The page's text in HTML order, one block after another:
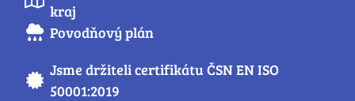
kraj
Povodňový plán
Jsme držiteli certifikátu ČSN EN ISO
50001:2019